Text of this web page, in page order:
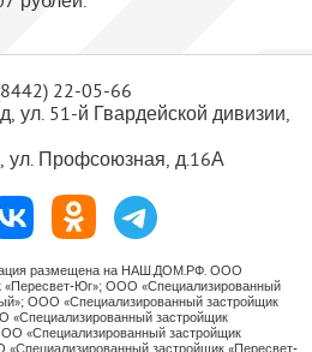
22-05-66
ул. 51-й Гвардейской дивизии,
ул. Профсоюзная, д.16А
размещена на НАШ.ДОМ.РФ. ООО
«Пересвет-Юг»; ООО «Специализированный
ООО «Специализированный застройщик
застройщик
«Специализированный застройщик
застройщик «Пересвет-